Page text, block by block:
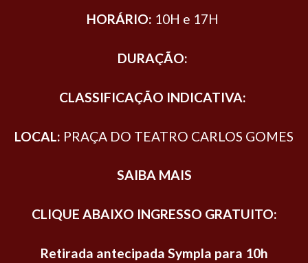
HORÁRIO: 10H e 17H
DURAÇÃO:
CLASSIFICAÇÃO INDICATIVA:
LOCAL: PRAÇA DO TEATRO CARLOS GOMES
SAIBA MAIS
CLIQUE ABAIXO INGRESSO GRATUITO:
Retirada antecipada Sympla para 10h